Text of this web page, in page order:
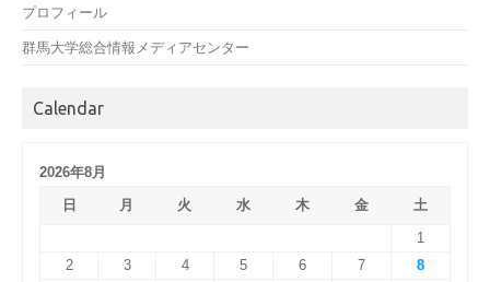
プロフィール
群馬大学総合情報メディアセンター
Calendar
2026年8月
日
月 火 水 木 金
土
1
2
3 4 5 6 7
8